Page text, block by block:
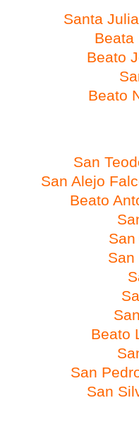
Santa
Beata
Beato
Beato
San
San Alejo
Beato
San
Beato
San
San